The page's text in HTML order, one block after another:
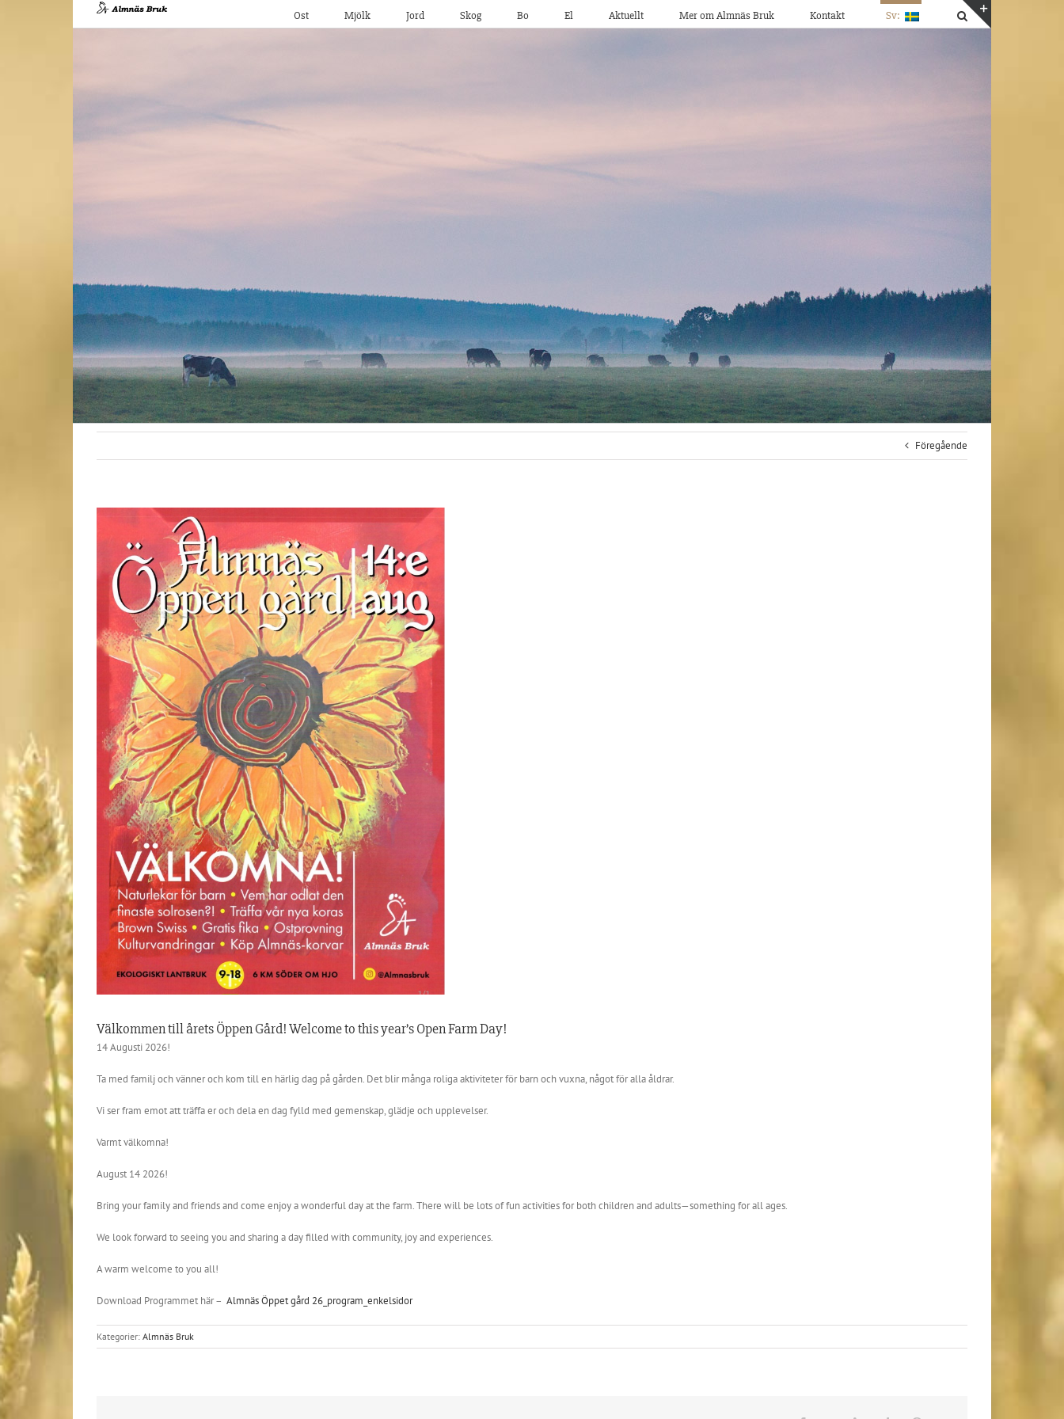
Ost Mjölk Jord Skog Bo El Aktuellt Mer om Almnäs Bruk Kontakt Sv:
Föregående
Visa
Välkommen till årets Öppen Gård! Welcome to this year’s Open Farm Day!
14 Augusti 2026!
Ta med familj och vänner och kom till en härlig dag på gården. Det blir många roliga aktiviteter för barn och vuxna, något för alla åldrar.
Vi ser fram emot att träffa er och dela en dag fylld med gemenskap, glädje och upplevelser.
Varmt välkomna!
August 14 2026!
Bring your family and friends and come enjoy a wonderful day at the farm. There will be lots of fun activities for both children and adults—something for all ages.
We look forward to seeing you and sharing a day filled with community, joy and experiences.
A warm welcome to you all!
Download Programmet här – Almnäs Öppet gård 26_program_enkelsidor
Kategorier: Almnäs Bruk